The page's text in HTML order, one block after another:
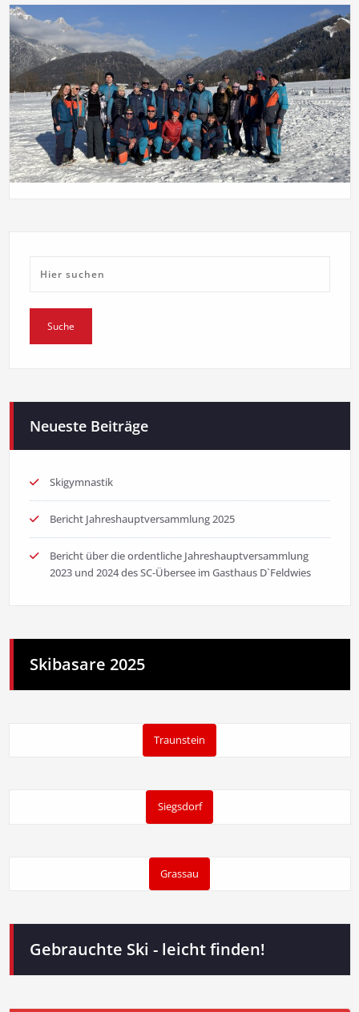
Neueste Beiträge
Skigymnastik
Bericht Jahreshauptversammlung 2025
Bericht über die ordentliche Jahreshauptversammlung
2023 und 2024 des SC-Übersee im Gasthaus D`Feldwies
Skibasare 2025
Traunstein
Siegsdorf
Grassau
Gebrauchte Ski - leicht finden!